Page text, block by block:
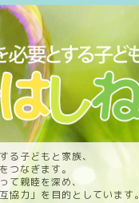
る子どもと家族、
つなぎます。
て親睦を深め、
協力」を目的としています。